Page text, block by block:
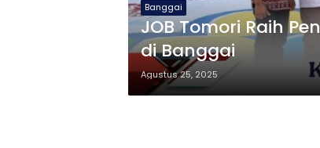
Banggai
JOB Tomori Raih
di Banggai
Agustus 25, 2025